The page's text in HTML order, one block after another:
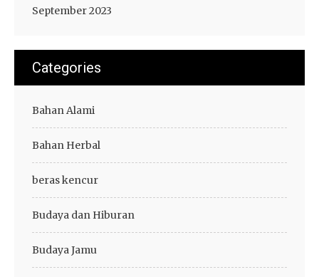
September 2023
Categories
Bahan Alami
Bahan Herbal
beras kencur
Budaya dan Hiburan
Budaya Jamu